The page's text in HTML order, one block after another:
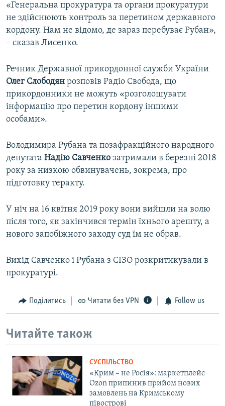
«Генеральна прокуратура та органи прокуратури
не здійснюють контроль за перетином державного
кордону. Нам не відомо, де зараз перебуває Рубан»,
– сказав Лисенко.
Речник Державної прикордонної служби України
Олег Слободян розповів Радіо Свобода, що
прикордонники не можуть «розголошувати
інформацію про перетин кордону іншими
особами».
Володимира Рубана та позафракційного народного
депутата Надію Савченко затримали в березні 2018
року за низкою обвинувачень, зокрема, про
підготовку теракту.
У ніч на 16 квітня 2019 року вони вийшли на волю
після того, як закінчився термін їхнього арешту, а
нового запобіжного заходу суд їм не обрав.
Вихід Савченко і Рубана з СІЗО розкритикували в
прокуратурі.
Поділитись Читати без VPN Follow us
Читайте також
СУСПІЛЬСТВО
«Крим – не Росія»: маркетплейс
Ozon припинив прийом нових
замовлень на Кримському
півострові